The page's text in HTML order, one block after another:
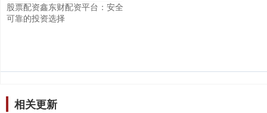
股票配资鑫东财配资平台：安全
可靠的投资选择
相关更新